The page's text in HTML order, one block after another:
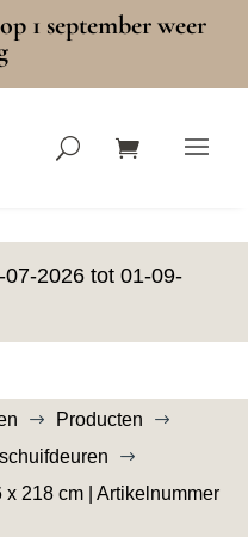
1 september weer
2026 tot 01-09-
$ Producten $
$
218 cm | Artikelnummer